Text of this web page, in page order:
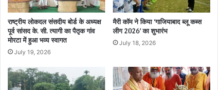
राष्ट्रीय लोकदल संसदीय बोर्ड के अध्यक्ष
पूर्व सांसद के. सी. त्यागी का पैतृक गांव
मोरटा में हुआ भव्य स्वागत
July 19, 2026
मैरी कॉम ने किया ‘गाजियाबाद ब्लू कब्स
लीग 2026’ का शुभारंभ
July 18, 2026